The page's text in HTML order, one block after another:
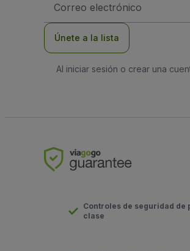
de
Únete a la lista
Al iniciar sesión o crear una
Controles de seguridad de
clase